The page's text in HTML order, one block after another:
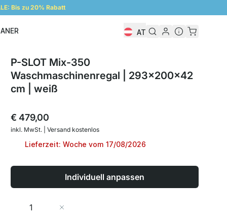
Bis zu 20% Rabatt
AT
P-SLOT Mix-350
Waschmaschinenregal | 293x200x42
cm | weiß
€ 479,00
inkl. MwSt. | Versand kostenlos
Lieferzeit: Woche vom 17/08/2026
Individuell anpassen
Menge